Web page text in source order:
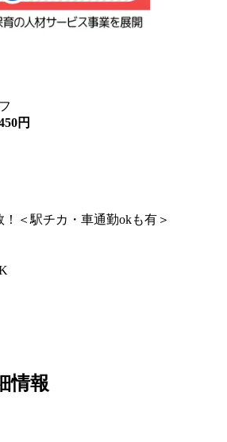
円
＜駅チカ・車通勤okも有＞
情報